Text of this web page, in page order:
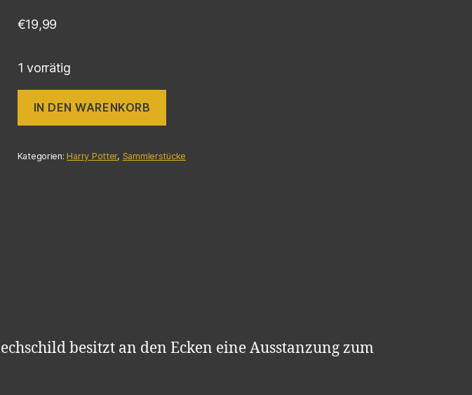
€19,99
1 vorrätig
IN DEN WARENKORB
Kategorien: Harry Potter, Sammlerstücke
besitzt an den Ecken eine Ausstanzung zum